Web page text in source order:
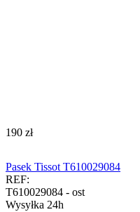
‍190‍ zł
Pasek Tissot T610029084
REF:
T610029084 - ost
Wysyłka 24h